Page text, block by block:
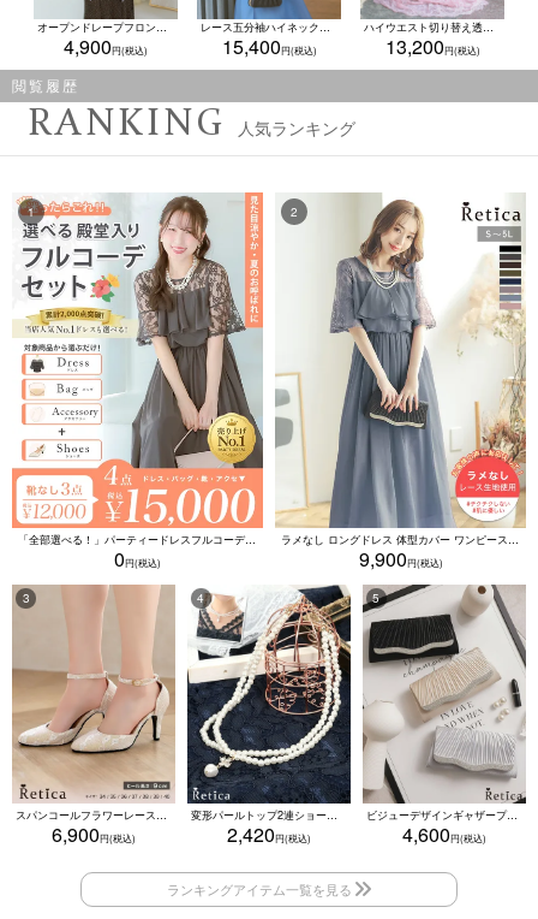
オープンドレープフロントシアーロングカーディガン結婚式 二次会(Mサイズ)
4,900
レース五分袖ハイネックロング丈シフォンスカートパーティードレス (Sサイズ～3Lサイズ)
15,400
ハイウエスト切り替え透け感総レースハイネックロング丈フレアパーティードレス 結婚式 二次会（Sサイズ&#12316;2Lサイズ）
13,200
閲覧履歴
RANKING 人気ランキング
「全部選べる！」パーティードレスフルコーデセット (ドレス1点＋バッグ1点＋アクセ1点+靴1足/4点15000円(税込)/靴なしで12000円(税込))
0
ラメなし ロングドレス 体型カバー ワンピース 敏感肌対応 結婚式 二次会 お呼ばれ 大人 上品 (Sサイズ～5Lサイズ)
9,900
スパンコールフラワーレースアンクルストラップハイヒールセパレートパンプス (ベージュ)
6,900
変形パールトップ2連ショートパールネックレス(ホワイト)
2,420
ビジューデザインギャザープリーツ入り2wayバッグ(ベージュ/シルバー/ブラック)
4,600